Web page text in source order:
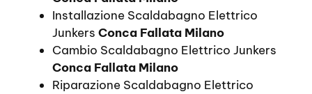
Installazione Scaldabagno Elettrico
Junkers Conca Fallata Milano
Cambio Scaldabagno Elettrico Junkers
Conca Fallata Milano
Riparazione Scaldabagno Elettrico